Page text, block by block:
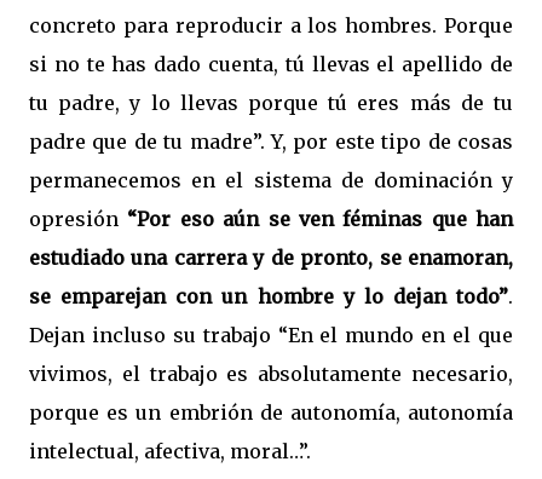
concreto para reproducir a los hombres. Porque
si no te has dado cuenta, tú llevas el apellido de
tu padre, y lo llevas porque tú eres más de tu
padre que de tu madre”. Y, por este tipo de cosas
permanecemos en el sistema de dominación y
opresión “Por eso aún se ven féminas que han
estudiado una carrera y de pronto, se enamoran,
se emparejan con un hombre y lo dejan todo”.
Dejan incluso su trabajo “En el mundo en el que
vivimos, el trabajo es absolutamente necesario,
porque es un embrión de autonomía, autonomía
intelectual, afectiva, moral…”.